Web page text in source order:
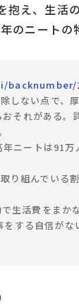
え、生活
のニートの
しない点で、
それがある
ニートは91
り組んでいる
生活費をまか
する自信が